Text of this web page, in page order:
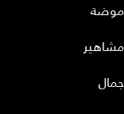
موضة
مشاهير
جمال